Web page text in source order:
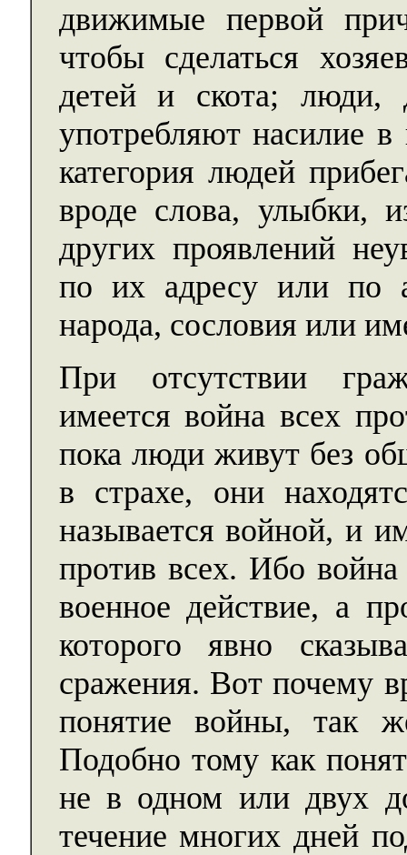
движимые первой
чтобы сделаться
детей и скота; люди,
употребляют насилие
категория людей
вроде слова, улыбки,
других проявлений
по их адресу или по
народа, сословия или
При отсутствии
имеется война всех
пока люди живут без
в страхе, они
называется войной, и
против всех. Ибо
военное действие, а
которого явно
сражения. Вот почему
понятие войны, так
Подобно тому как
не в одном или двух
течение многих дней